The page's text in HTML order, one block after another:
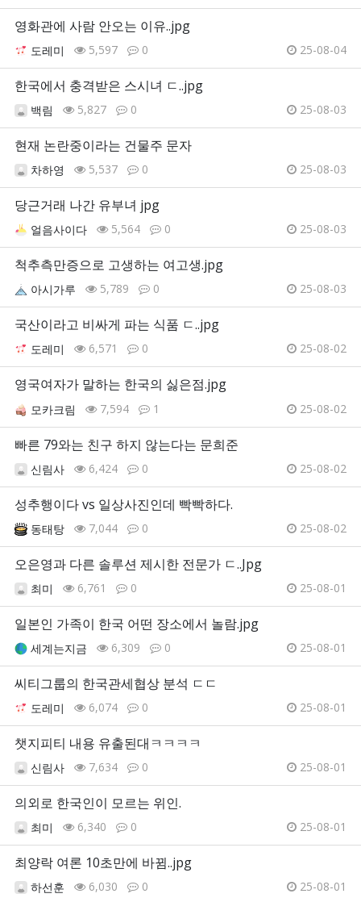
영화관에 사람 안오는 이유..jpg
도레미 5,597 0 25-08-04
한국에서 충격받은 스시녀 ㄷ..jpg
백림 5,827 0 25-08-03
현재 논란중이라는 건물주 문자
차하영 5,537 0 25-08-03
당근거래 나간 유부녀 jpg
얼음사이다 5,564 0 25-08-03
척추측만증으로 고생하는 여고생.jpg
아시가루 5,789 0 25-08-03
국산이라고 비싸게 파는 식품 ㄷ..jpg
도레미 6,571 0 25-08-02
영국여자가 말하는 한국의 싫은점.jpg
모카크림 7,594 1 25-08-02
빠른 79와는 친구 하지 않는다는 문희준
신림사 6,424 0 25-08-02
성추행이다 vs 일상사진인데 빡빡하다.
동태탕 7,044 0 25-08-02
오은영과 다른 솔루션 제시한 전문가 ㄷ..Jpg
최미 6,761 0 25-08-01
일본인 가족이 한국 어떤 장소에서 놀람.jpg
세계는지금 6,309 0 25-08-01
씨티그룹의 한국관세협상 분석 ㄷㄷ
도레미 6,074 0 25-08-01
챗지피티 내용 유출된대ㅋㅋㅋㅋ
신림사 7,634 0 25-08-01
의외로 한국인이 모르는 위인.
최미 6,340 0 25-08-01
최양락 여론 10초만에 바뀜..jpg
하선훈 6,030 0 25-08-01